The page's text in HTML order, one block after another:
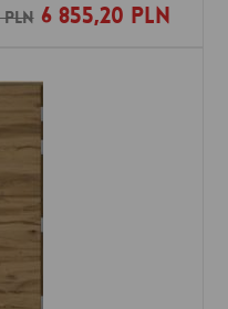
6 855,20 PLN